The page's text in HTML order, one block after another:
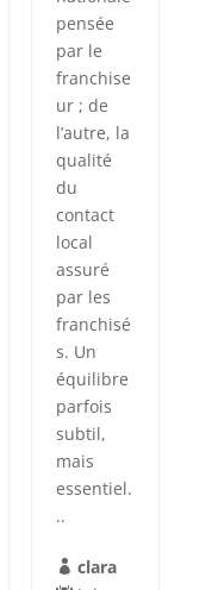
pensée
par le
franchise
ur ; de
l’autre, la
qualité
du
contact
local
assuré
par les
franchisé
s. Un
équilibre
parfois
subtil,
mais
essentiel.
..
 clara